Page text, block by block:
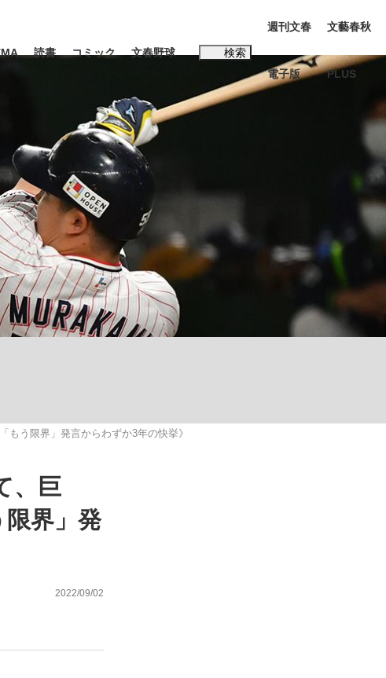
散」WBC日本代表“敗戦”の真実 選手が明かす...
いるのが悲しい」『北の国から』倉本聰氏（91...
とき、私のいま
誕生を、目撃せよ。
読書 コミック 文春野球 検索
有紀
#松田聖子
週刊文春
電子版
文藝春秋
PLUS
もう限界」発言からわずか3年の快挙》
、巨
界」発
2022/09/02